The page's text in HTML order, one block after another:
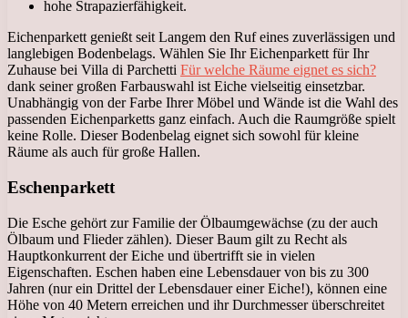
hohe Strapazierfähigkeit.
Eichenparkett genießt seit Langem den Ruf eines zuverlässigen und
langlebigen Bodenbelags. Wählen Sie Ihr Eichenparkett für Ihr
Zuhause bei Villa di Parchetti Für welche Räume eignet es sich?
dank seiner großen Farbauswahl ist Eiche vielseitig einsetzbar.
Unabhängig von der Farbe Ihrer Möbel und Wände ist die Wahl des
passenden Eichenparketts ganz einfach. Auch die Raumgröße spielt
keine Rolle. Dieser Bodenbelag eignet sich sowohl für kleine
Räume als auch für große Hallen.
Eschenparkett
Die Esche gehört zur Familie der Ölbaumgewächse (zu der auch
Ölbaum und Flieder zählen). Dieser Baum gilt zu Recht als
Hauptkonkurrent der Eiche und übertrifft sie in vielen
Eigenschaften. Eschen haben eine Lebensdauer von bis zu 300
Jahren (nur ein Drittel der Lebensdauer einer Eiche!), können eine
Höhe von 40 Metern erreichen und ihr Durchmesser überschreitet